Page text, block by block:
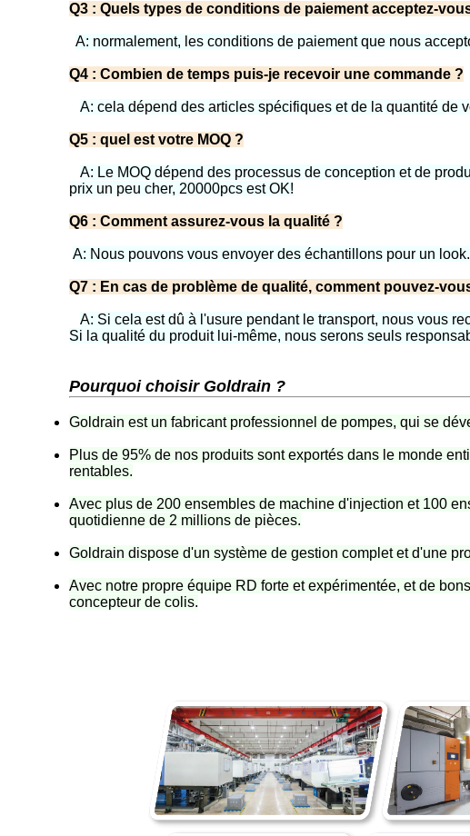
Q3 : Quels types de conditions de paiement acceptez-
A: normalement, les conditions de paiement que nous
Q4 : Combien de temps puis-je recevoir une commande ?
A: cela dépend des articles spécifiques et de la quantité de
Q5 : quel est votre MOQ ?
A: Le MOQ dépend des processus de conception et de
prix un peu cher, 20000pcs est OK!
Q6 : Comment assurez-vous la qualité ?
A: Nous pouvons vous envoyer des échantillons pour un look.
Q7 : En cas de problème de qualité, comment pouvez-
A: Si cela est dû à l'usure pendant le transport, nous vous
Si la qualité du produit lui-même, nous serons seuls
Pourquoi choisir Goldrain ?
Goldrain est un fabricant professionnel de pompes, qui se
Plus de 95% de nos produits sont exportés dans le monde
rentables.
Avec plus de 200 ensembles de machine d'injection et 100
quotidienne de 2 millions de pièces.
Goldrain dispose d'un système de gestion complet et d'une
Avec notre propre équipe RD forte et expérimentée, et de
concepteur de colis.